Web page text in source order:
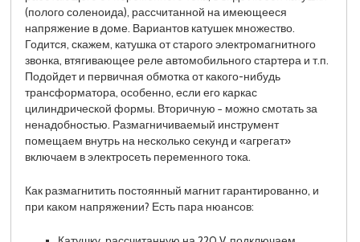
(полого соленоида), рассчитанной на имеющееся
напряжение в доме. Вариантов катушек множество.
Годится, скажем, катушка от старого электромагнитного
звонка, втягивающее реле автомобильного стартера и т.п.
Подойдет и первичная обмотка от какого-нибудь
трансформатора, особенно, если его каркас
цилиндрической формы. Вторичную − можно смотать за
ненадобностью. Размагничиваемый инструмент
помещаем внутрь на несколько секунд и «агрегат»
включаем в электросеть переменного тока.
Как размагнитить постоянный магнит гарантированно, и
при каком напряжении? Есть пара нюансов: